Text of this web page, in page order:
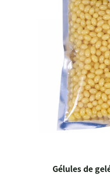
Gélules de